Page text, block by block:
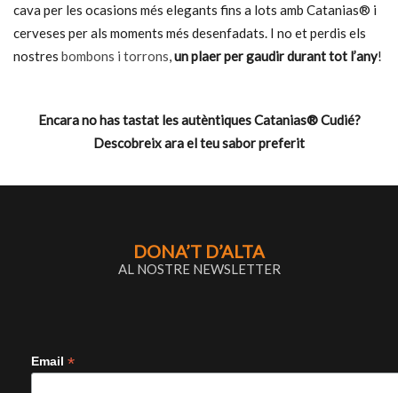
cava per les ocasions més elegants fins a lots amb Catanias® i
cerveses per als moments més desenfadats. I no et perdis els
nostres bombons i torrons un plaer per gaudir durant tot l’any!
Encara no has tastat les autèntiques Catanias® Cudié?
Descobreix ara el teu sabor preferit
DONA’T D’ALTA
AL NOSTRE NEWSLETTER
Email *